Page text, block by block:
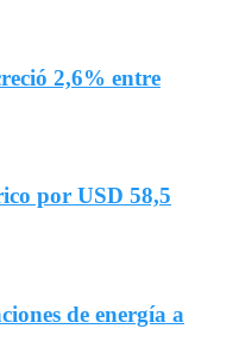
2,6% entre
por USD 58,5
de energía a